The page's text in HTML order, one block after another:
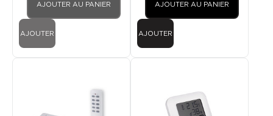
AJOUTER AU PANIER
AJOUTER
AJOUTER AU PANIER
AJOUTER